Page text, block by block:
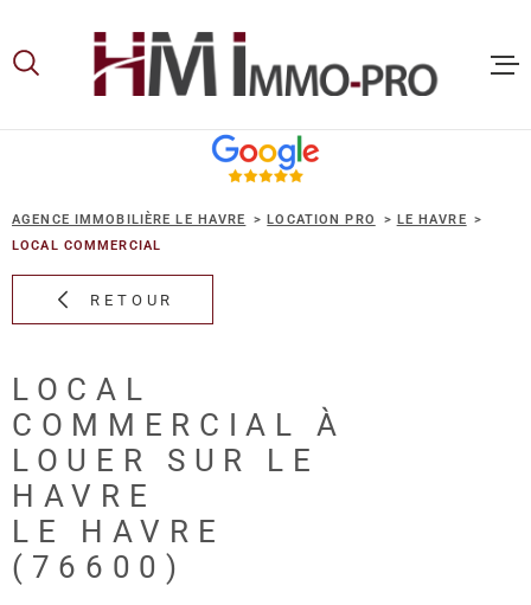
lamenu
contenu
AGENCE IMMOBILIÈRE LE HAVRE LOCATION PRO
LE HAVRE
LOCAL COMMERCIAL
RETOUR
LOCAL
COMMERCIAL À
LOUER SUR LE
HAVRE
LE HAVRE
(76600)